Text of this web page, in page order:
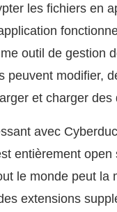
les fichiers en
outil de gestion
peuvent modifier,
et charger des
avec
entièrement
le monde peut la
extensions